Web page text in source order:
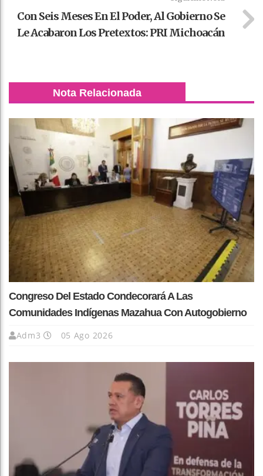
Con Seis Meses En El Poder, Al Gobierno Se
Le Acabaron Los Pretextos: PRI Michoacán
Nota Relacionada
Congreso Del Estado Condecorará A Las
Comunidades Indígenas Mazahua Con Autogobierno
Adm3 05 Ago 2026